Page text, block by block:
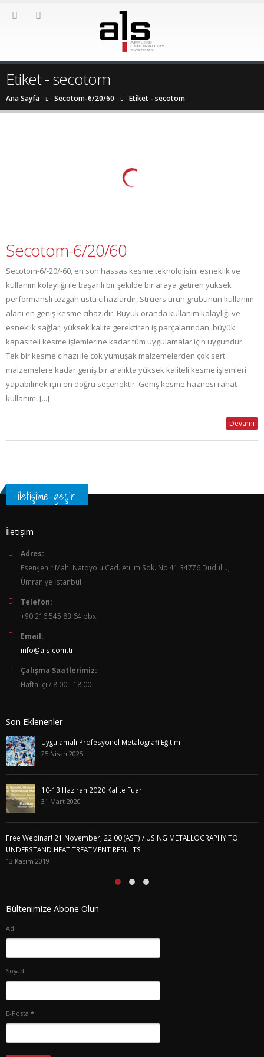
Etiket - secotom
Ana Sayfa Secotom-6/20/60 Etiket - secotom
Secotom-6/20/60
Secotom-6/-20/-60, en son hassas kesme teknolojisini esneklik ve
kullanım kolaylığı ile başarılı bir şekilde bir araya getiren yüksek
performanslı tezgah üstü cihazlardır, Struers ürün grubunun kullanım
alanı en geniş kesme cihazıdır. Büyük oranda kullanım kolaylığı ve
esneklik sağlar, yüksek kalite gerektiren iş parçalarından, büyük
kapasiteli kesme işlemlerine kadar tüm uygulamalar için uygundur.
Tek bir kesme cihazı ile çok yumuşak malzemelerden çok sert
malzemelere kadar geniş bir aralıkta yüksek kaliteli kesme işlemleri
yapabilmek için en doğru seçenektir. Geniş kesme haznesi rahat
kullanımı [...]
Devamı
iletişime geçin
İletişim
Adres:
Esenşehir Mah. Natoyolu Cad. Atılım Sok. No:41 34776 Dudullu,
Ümraniye İstanbul
Telefon:
+90 216 545 83 64 pbx
Email:
info@als.com.tr
Çalışma Saatlerimiz:
Hafta içi / 8:00 - 18:00
Son Eklenenler
Uygulamalı Profesyonel Metalografi Eğitimi
25 Nisan 2025
10-13 Haziran 2020 Kalite Fuarı
31 Mart 2020
Free Webinar! 21 November, 22:00 (AST) / USING METALLOGRAPHY TO
UNDERSTAND HEAT TREATMENT RESULTS
13 Kasım 2019
Bültenimize Abone Olun
Ad
Soyad
E-Posta *